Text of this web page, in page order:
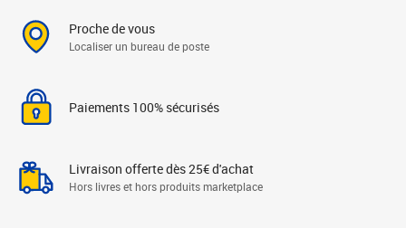
Proche de vous
Localiser un bureau de poste
Paiements 100% sécurisés
Livraison offerte dès 25€ d'achat
Hors livres et hors produits marketplace